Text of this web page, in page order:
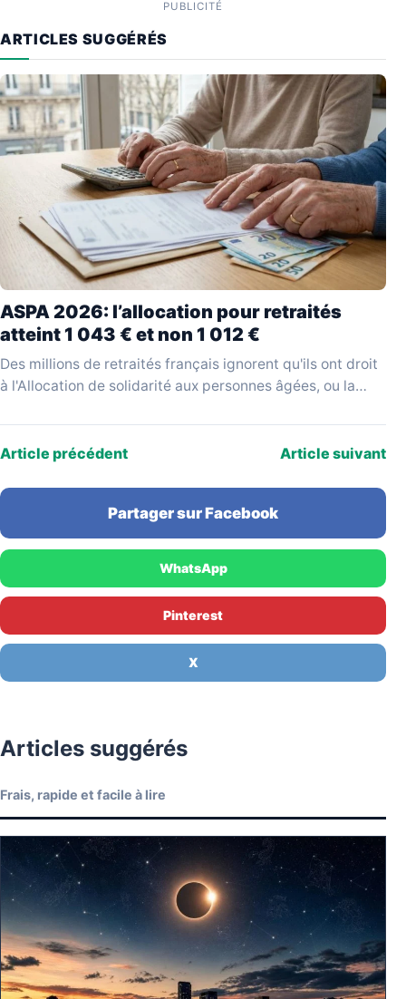
PUBLICITÉ
ARTICLES SUGGÉRÉS
ASPA 2026: l’allocation pour retraités
atteint 1 043 € et non 1 012 €
Des millions de retraités français ignorent qu'ils ont droit
à l'Allocation de solidarité aux personnes âgées, ou la
Article précédent Article suivant
Partager sur Facebook
WhatsApp
Pinterest
X
Articles suggérés
Frais, rapide et facile à lire